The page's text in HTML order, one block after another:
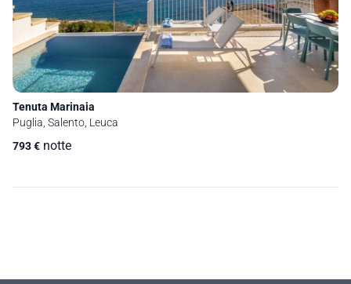
Tenuta Marinaia
Puglia, Salento, Leuca
793€ notte